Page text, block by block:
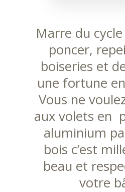
Marre du
poncer,
boiseries et
une fortune
Vous ne
aux volets en
aluminium
bois c’est
beau et
votre